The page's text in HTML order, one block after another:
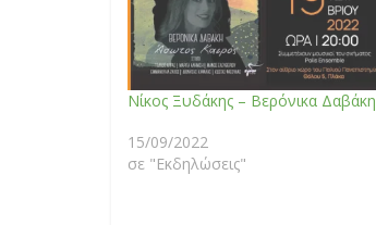
Νίκος Ξυδάκης – Βερόνικα Δαβάκη
15/09/2022
σε "Εκδηλώσεις"